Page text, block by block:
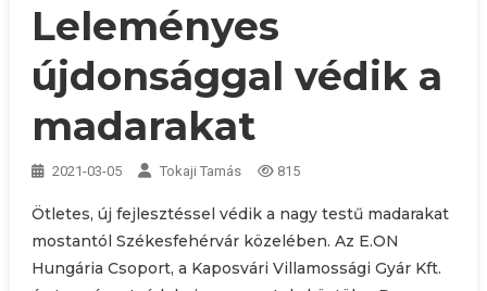
Leleményes
újdonsággal védik a
madarakat
2021-03-05 Tokaji Tamás 815
Ötletes, új fejlesztéssel védik a nagy testű madarakat
mostantól Székesfehérvár közelében. Az E.ON
Hungária Csoport, a Kaposvári Villamossági Gyár Kft.